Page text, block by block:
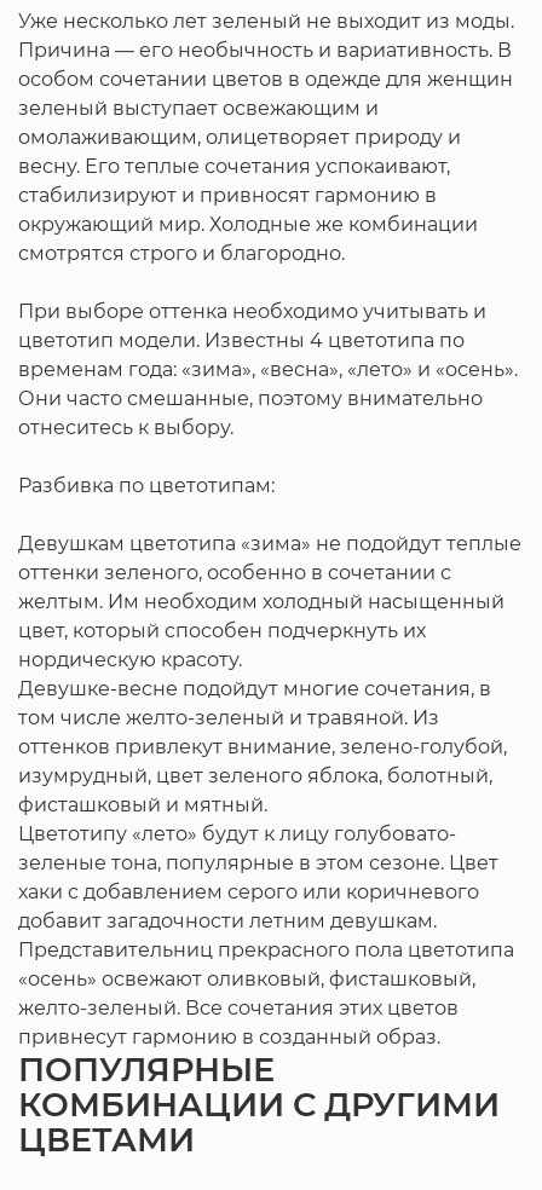
Уже несколько лет зеленый не выходит из моды.
Причина — его необычность и вариативность. В
особом сочетании цветов в одежде для женщин
зеленый выступает освежающим и
омолаживающим, олицетворяет природу и
весну. Его теплые сочетания успокаивают,
стабилизируют и привносят гармонию в
окружающий мир. Холодные же комбинации
смотрятся строго и благородно.
При выборе оттенка необходимо учитывать и
цветотип модели. Известны 4 цветотипа по
временам года: «зима», «весна», «лето» и «осень».
Они часто смешанные, поэтому внимательно
отнеситесь к выбору.
Разбивка по цветотипам:
Девушкам цветотипа «зима» не подойдут теплые
оттенки зеленого, особенно в сочетании с
желтым. Им необходим холодный насыщенный
цвет, который способен подчеркнуть их
нордическую красоту.
Девушке-весне подойдут многие сочетания, в
том числе желто-зеленый и травяной. Из
оттенков привлекут внимание, зелено-голубой,
изумрудный, цвет зеленого яблока, болотный,
фисташковый и мятный.
Цветотипу «лето» будут к лицу голубовато-
зеленые тона, популярные в этом сезоне. Цвет
хаки с добавлением серого или коричневого
добавит загадочности летним девушкам.
Представительниц прекрасного пола цветотипа
«осень» освежают оливковый, фисташковый,
желто-зеленый. Все сочетания этих цветов
привнесут гармонию в созданный образ.
ПОПУЛЯРНЫЕ
КОМБИНАЦИИ С ДРУГИМИ
ЦВЕТАМИ